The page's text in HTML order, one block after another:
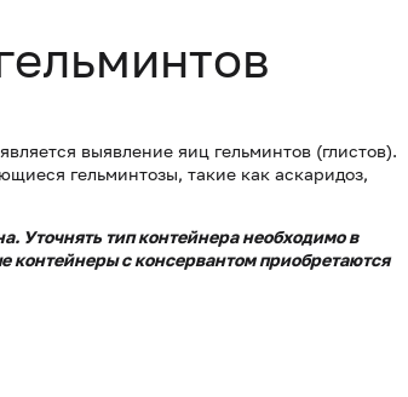
выявление яиц гельминтов (глистов).
гельминтозы, такие как аскаридоз,
Уточнять тип контейнера необходимо в
контейнеры с консервантом приобретаются